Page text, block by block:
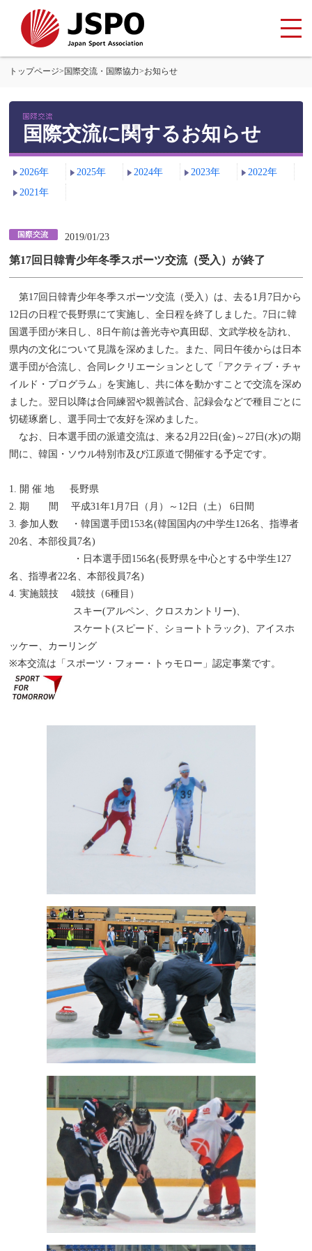
トップページ> 国際交流・国際協力>お知らせ
国際交流に関するお知らせ
2026年 2025年 2024年 2023年
2022年
2021年
2019/01/23
第17回日韓青少年冬季スポーツ交流（受入）が終了
第17回日韓青少年冬季スポーツ交流（受入）は、去る1月7日から
12日の日程で長野県にて実施し、全日程を終了しました。7日に韓
国選手団が来日し、8日午前は善光寺や真田邸、文武学校を訪れ、
県内の文化について見識を深めました。また、同日午後からは日本
選手団が合流し、合同レクリエーションとして「アクティブ・チャ
イルド・プログラム」を実施し、共に体を動かすことで交流を深め
ました。翌日以降は合同練習や親善試合、記録会などで種目ごとに
切磋琢磨し、選手同士で友好を深めました。
なお、日本選手団の派遣交流は、来る2月22日(金)～27日(水)の期
間に、韓国・ソウル特別市及び江原道で開催する予定です。
1. 開 催 地 長野県
2. 期 間 平成31年1月7日（月）～12日（土） 6日間
3. 参加人数 ・韓国選手団153名(韓国国内の中学生126名、指導者
20名、本部役員7名)
・日本選手団156名(長野県を中心とする中学生127
名、指導者22名、本部役員7名)
4. 実施競技 4競技（6種目）
スキー(アルペン、クロスカントリー)、
スケート(スピード、ショートトラック)、アイスホ
ッケー、カーリング
※本交流は「スポーツ・フォー・トゥモロー」認定事業です。